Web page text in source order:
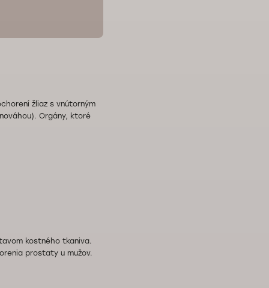
žliaz s vnútorným
Orgány, ktoré
kostného tkaniva.
prostaty u mužov.